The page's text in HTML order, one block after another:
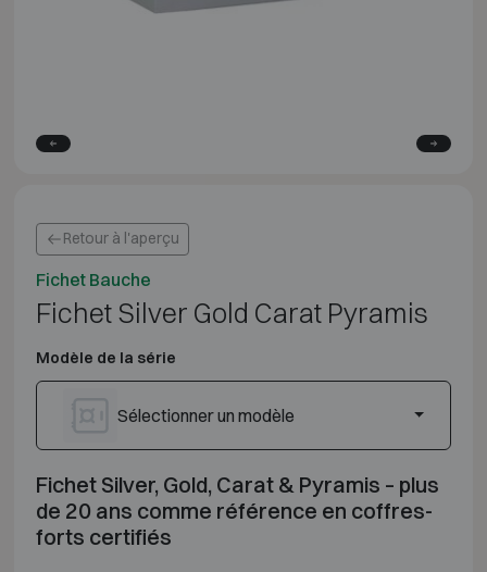
Retour à l'aperçu
Fichet Bauche
Fichet Silver Gold Carat Pyramis
Modèle de la série
Sélectionner un modèle
Fichet Silver, Gold, Carat & Pyramis – plus
de 20 ans comme référence en coffres-
forts certifiés